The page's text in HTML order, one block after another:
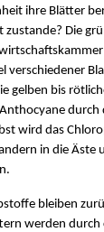
ihre Blätter
zustande? Die
verschiedener
gelben bis
durch
wird das
in die Äste
bleiben
werden